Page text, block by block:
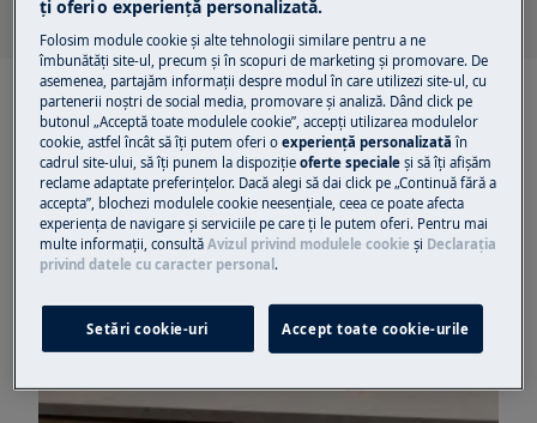
ţi oferi o experienţă personalizată.
Folosim module cookie și alte tehnologii similare pentru a ne
îmbunătăţi site-ul, precum și în scopuri de marketing și promovare. De
asemenea, partajăm informaţii despre modul în care utilizezi site-ul, cu
partenerii noștri de social media, promovare și analiză. Dând click pe
butonul „Acceptă toate modulele cookie”, accepţi utilizarea modulelor
cookie, astfel încât să îţi putem oferi oexperienţă personalizată în
cadrul site-ului, să îţi punem la dispoziţieoferte speciale și să îţi afișăm
reclame adaptate preferinţelor. Dacă alegi să dai click pe „Continuă fără a
accepta”, blochezi modulele cookie neesenţiale, ceea ce poate afecta
experienţa de navigare și serviciile pe care ţi le putem oferi. Pentru mai
multe informaţii, consultăAvizul privind modulele cookie și Declaraţia
privind datele cu caracter personal.
Setări cookie-uri Accept toate cookie-urile